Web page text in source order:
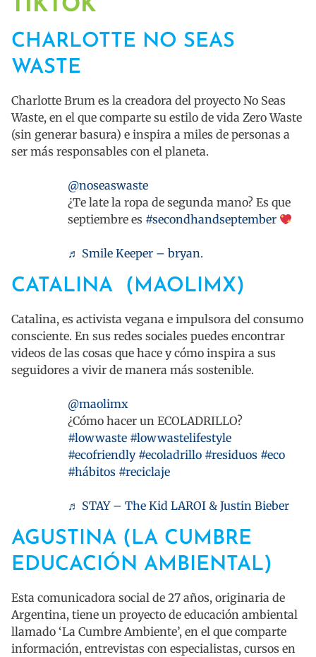
TIKTOK
CHARLOTTE NO SEAS
WASTE
Charlotte Brum es la creadora del proyecto No Seas
Waste, en el que comparte su estilo de vida Zero Waste
(sin generar basura) e inspira a miles de personas a
ser más responsables con el planeta.
@noseaswaste
¿Te late la ropa de segunda mano? Es que
septiembre es #secondhandseptember
♬ Smile Keeper – bryan.
CATALINA (MAOLIMX)
Catalina, es activista vegana e impulsora del consumo
consciente. En sus redes sociales puedes encontrar
videos de las cosas que hace y cómo inspira a sus
seguidores a vivir de manera más sostenible.
@maolimx
¿Cómo hacer un ECOLADRILLO?
#lowwaste #lowwastelifestyle
#ecofriendly #ecoladrillo #residuos #eco
#hábitos #reciclaje
♬ STAY – The Kid LAROI & Justin Bieber
AGUSTINA (LA CUMBRE
EDUCACIÓN AMBIENTAL)
Esta comunicadora social de 27 años, originaria de
Argentina, tiene un proyecto de educación ambiental
llamado ‘La Cumbre Ambiente’, en el que comparte
información, entrevistas con especialistas, cursos en